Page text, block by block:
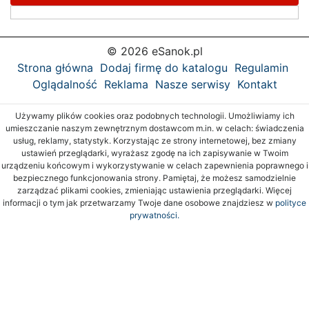
© 2026 eSanok.pl
Strona główna Dodaj firmę do katalogu Regulamin
Oglądalność Reklama Nasze serwisy Kontakt
Używamy plików cookies oraz podobnych technologii. Umożliwiamy ich
umieszczanie naszym zewnętrznym dostawcom m.in. w celach: świadczenia
usług, reklamy, statystyk. Korzystając ze strony internetowej, bez zmiany
ustawień przeglądarki, wyrażasz zgodę na ich zapisywanie w Twoim
urządzeniu końcowym i wykorzystywanie w celach zapewnienia poprawnego i
bezpiecznego funkcjonowania strony. Pamiętaj, że możesz samodzielnie
zarządzać plikami cookies, zmieniając ustawienia przeglądarki. Więcej
informacji o tym jak przetwarzamy Twoje dane osobowe znajdziesz w polityce
prywatności.